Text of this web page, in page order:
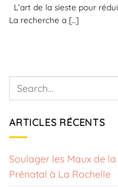
L’art de la sieste pour
La recherche a [...]
ARTICLES RÉCENTS
Soulager les Maux de
Prénatal à La Rochelle